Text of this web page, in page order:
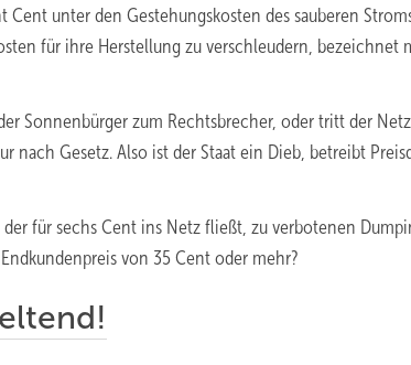
unter den Gestehungskosten des sauberen
für ihre Herstellung zu verschleudern, bezeichnet
Sonnenbürger zum Rechtsbrecher, oder tritt der
nach Gesetz. Also ist der Staat ein Dieb, betreibt
für sechs Cent ins Netz fließt, zu verbotenen
von 35 Cent oder mehr?